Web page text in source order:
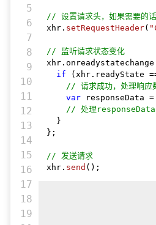
5
6
7
8
9
10
11
12
13
14
15
16
17
18
19
// 设置请求头，如果需要的话
xhr. setRequestHeader(
// 监听请求状态变化
xhr. onreadystatechange
if (xhr. readyState
// 请求成功，处理响应
var responseData
// 处理responseData
  }
};
// 发送请求
xhr. send ();